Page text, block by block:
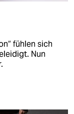
fühlen sich
Nun